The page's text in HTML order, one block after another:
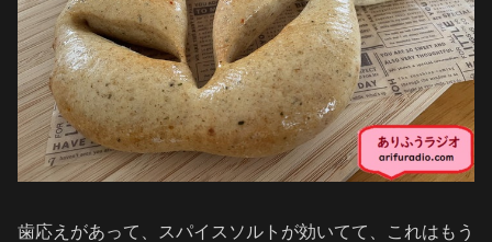
歯応えがあって、スパイスソルトが効いてて、これはもう